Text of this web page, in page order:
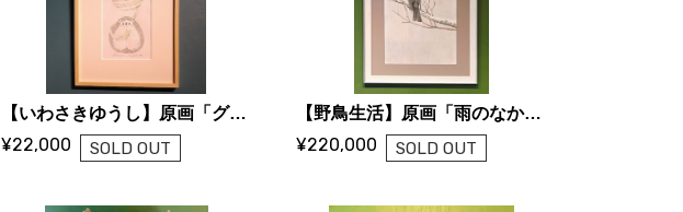
【いわさきゆうし】原画「グリーンアップル」
¥22,000 SOLD OUT
【野鳥生活】原画「雨のなか」（ひよどり）
¥220,000 SOLD OUT